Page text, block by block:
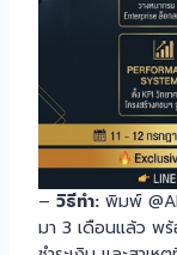
– วิธีทำ: พิมพ์
มา 3 เดือนแล้ว พร้